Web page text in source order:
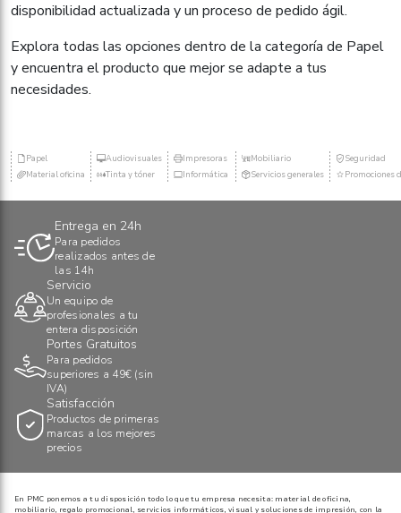
disponibilidad actualizada y un proceso de pedido ágil.
Explora todas las opciones dentro de la categoría de Papel
y encuentra el producto que mejor se adapte a tus
necesidades.
Papel
Material oficina
Audiovisuales
Tinta y tóner
Impresoras
Informática
Mobiliario
Servicios generales
Seguridad
Promociones
Entrega en 24h
Para pedidos
realizados antes de
las 14h
Servicio
Un equipo de
profesionales a tu
entera disposición
Portes Gratuitos
Para pedidos
superiores a 49€ (sin
IVA)
Satisfacción
Productos de primeras
marcas a los mejores
precios
En PMC ponemos a tu disposición todo lo que tu empresa necesita: material de oficina,
mobiliario, regalo promocional, servicios informáticos, visual y soluciones de impresión, con la